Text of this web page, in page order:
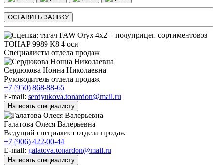
ОСТАВИТЬ ЗАЯВКУ
Специалисты отдела продаж
Сердюкова Нонна Николаевна
Руководитель отдела продаж
+7 (950) 868-88-65
E-mail: serdyukova.tonardon@mail.ru
Написать специалисту
Галатова Олеся Валерьевна
Ведущий специалист отдела продаж
+7 (906) 422-00-44
E-mail: galatova.tonardon@mail.ru
Написать специалисту